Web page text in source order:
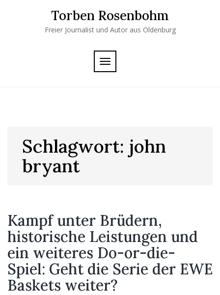
Torben Rosenbohm
Freier Journalist und Autor aus Oldenburg
TOGGLE
NAVIGATION
Schlagwort: john
bryant
Kampf unter Brüdern,
historische Leistungen und
ein weiteres Do-or-die-
Spiel: Geht die Serie der EWE
Baskets weiter?